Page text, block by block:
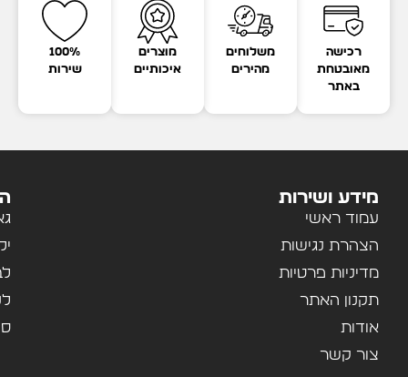
רכישה
מאובטחת
באתר
משלוחים
מהירים
מוצרים
איכותיים
100%
שירות
מידע ושירות
עמוד ראשי
הצהרת נגישות
מדיניות פרטיות
תקנון האתר
אודות
צור קשר